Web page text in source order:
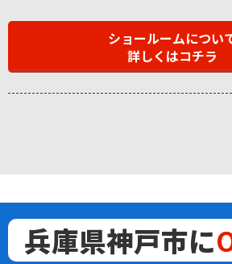
ショールームについ
詳しくはコチラ
兵庫県神戸市に